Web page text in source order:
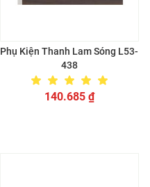
Phụ Kiện Thanh Lam Sóng L53-
438
140.685 ₫